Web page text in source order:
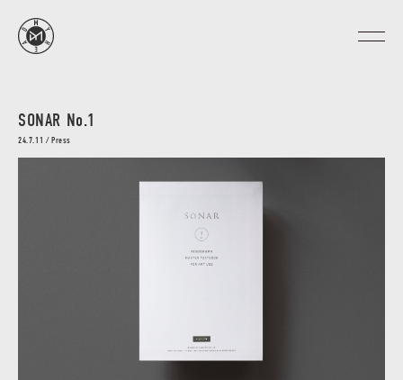
SONAR No.1
24.7.11 / Press